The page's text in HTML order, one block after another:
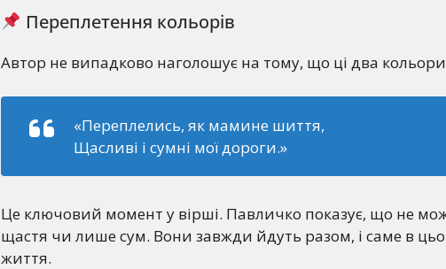
Переплетення кольорів
Автор не випадково наголошує на тому, що ці два
«Переплелись, як мамине шиття,
Щасливі і сумні мої дороги.»
Це ключовий момент у вірші. Павличко показує, що не
щастя чи лише сум. Вони завжди йдуть разом, і саме в
життя.